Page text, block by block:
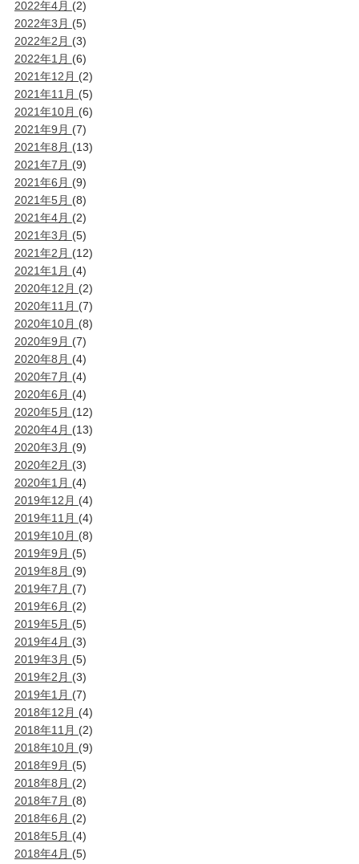
2022年4月 (2)
2022年3月 (5)
2022年2月 (3)
2022年1月 (6)
2021年12月 (2)
2021年11月 (5)
2021年10月 (6)
2021年9月 (7)
2021年8月 (13)
2021年7月 (9)
2021年6月 (9)
2021年5月 (8)
2021年4月 (2)
2021年3月 (5)
2021年2月 (12)
2021年1月 (4)
2020年12月 (2)
2020年11月 (7)
2020年10月 (8)
2020年9月 (7)
2020年8月 (4)
2020年7月 (4)
2020年6月 (4)
2020年5月 (12)
2020年4月 (13)
2020年3月 (9)
2020年2月 (3)
2020年1月 (4)
2019年12月 (4)
2019年11月 (4)
2019年10月 (8)
2019年9月 (5)
2019年8月 (9)
2019年7月 (7)
2019年6月 (2)
2019年5月 (5)
2019年4月 (3)
2019年3月 (5)
2019年2月 (3)
2019年1月 (7)
2018年12月 (4)
2018年11月 (2)
2018年10月 (9)
2018年9月 (5)
2018年8月 (2)
2018年7月 (8)
2018年6月 (2)
2018年5月 (4)
2018年4月 (5)